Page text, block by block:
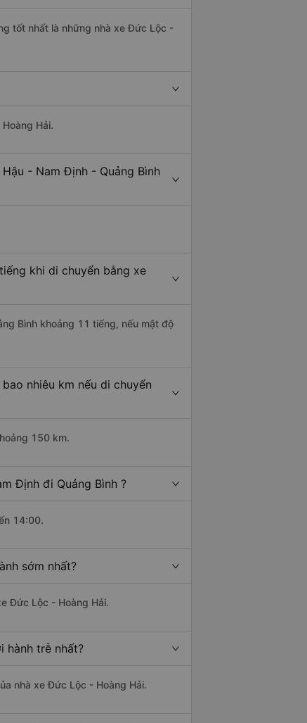
tốt nhất là những nhà xe Đức Lộc -
Hải.
- Nam Định - Quảng Bình
khi di chuyển bằng xe
Bình khoảng 11 tiếng, nếu mật độ
nhiêu km nếu di chuyển
150 km.
Định đi Quảng Bình ?
14:00.
sớm nhất?
Đức Lộc - Hoàng Hải.
hành trễ nhất?
nhà xe Đức Lộc - Hoàng Hải.